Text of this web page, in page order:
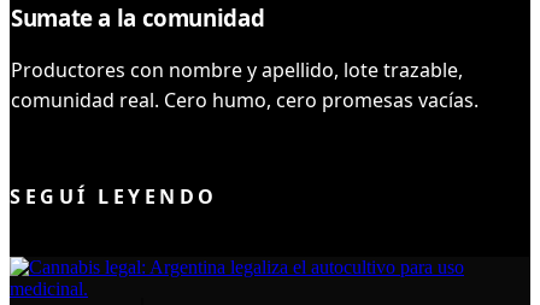
Sumate a la comunidad
Productores con nombre y apellido, lote trazable,
comunidad real. Cero humo, cero promesas vacías.
SEGUÍ LEYENDO